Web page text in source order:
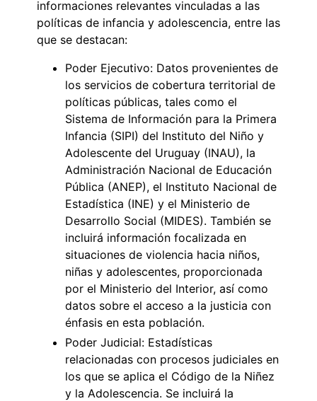
informaciones relevantes vinculadas a las
políticas de infancia y adolescencia, entre las
que se destacan:
Poder Ejecutivo: Datos provenientes de
los servicios de cobertura territorial de
políticas públicas, tales como el
Sistema de Información para la Primera
Infancia (SIPI) del Instituto del Niño y
Adolescente del Uruguay (INAU), la
Administración Nacional de Educación
Pública (ANEP), el Instituto Nacional de
Estadística (INE) y el Ministerio de
Desarrollo Social (MIDES). También se
incluirá información focalizada en
situaciones de violencia hacia niños,
niñas y adolescentes, proporcionada
por el Ministerio del Interior, así como
datos sobre el acceso a la justicia con
énfasis en esta población.
Poder Judicial: Estadísticas
relacionadas con procesos judiciales en
los que se aplica el Código de la Niñez
y la Adolescencia. Se incluirá la